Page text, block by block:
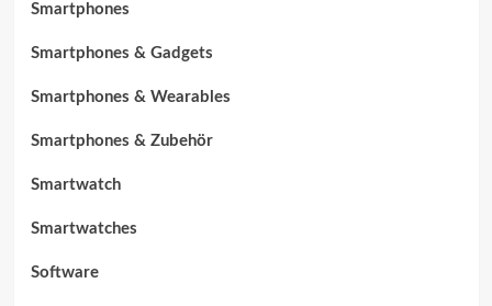
Smartphones
Smartphones & Gadgets
Smartphones & Wearables
Smartphones & Zubehör
Smartwatch
Smartwatches
Software